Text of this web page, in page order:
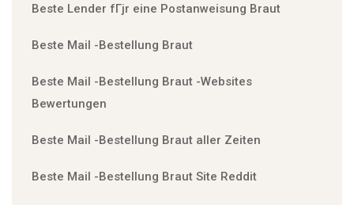
Beste Lender fГјr eine Postanweisung Braut
Beste Mail -Bestellung Braut
Beste Mail -Bestellung Braut -Websites
Bewertungen
Beste Mail -Bestellung Braut aller Zeiten
Beste Mail -Bestellung Braut Site Reddit